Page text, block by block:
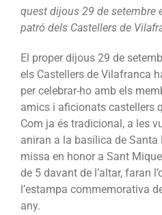
quest dijous 29 de setembre
patró dels Castellers de
El proper dijous 29 de
els Castellers de Vilafranca
per celebrar-ho amb els
amics i aficionats castellers
Com ja és tradicional, a les
aniran a la basílica de Santa
missa en honor a Sant
de 5 davant de l’altar, faran
l’estampa commemorativa
any.